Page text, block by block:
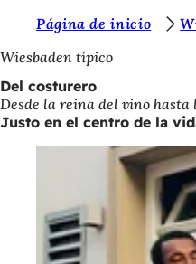
Saltar al contenido
s
t
á
Página de inicio
Wiesbaden típico
Del costurero
Desde la reina del vino hasta
Justo en el centro de la